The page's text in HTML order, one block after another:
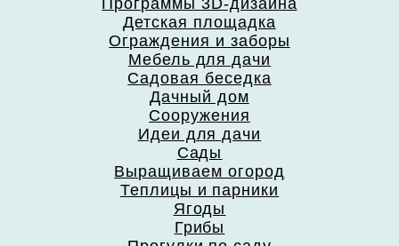
Программы 3D-дизайна
Детская площадка
Ограждения и заборы
Мебель для дачи
Садовая беседка
Дачный дом
Сооружения
Идеи для дачи
Сады
Выращиваем огород
Теплицы и парники
Ягоды
Грибы